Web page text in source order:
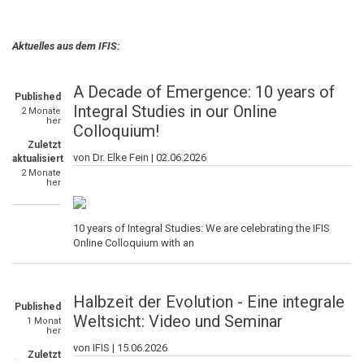
Aktuelles aus dem IFIS:
Published
2 Monate
her
Zuletzt
aktualisiert
2 Monate
her
A Decade of Emergence: 10 years of
Integral Studies in our Online
Colloquium!
von Dr. Elke Fein | 02.06.2026
10 years of Integral Studies: We are celebrating the IFIS
Online Colloquium with an
Published
1 Monat
her
Zuletzt
Halbzeit der Evolution - Eine integrale
Weltsicht: Video und Seminar
von IFIS | 15.06.2026